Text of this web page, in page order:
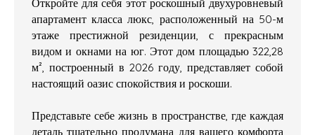
апартамент класса люкс, расположенный на 50-м
этаже престижной резиденции, с прекрасным
видом и окнами на юг. Этот дом площадью 322,28
м², построенный в 2026 году, представляет собой
настоящий оазис спокойствия и роскоши.
Представьте себе жизнь в пространстве, где каждая
деталь тщательно продумана для вашего комфорта